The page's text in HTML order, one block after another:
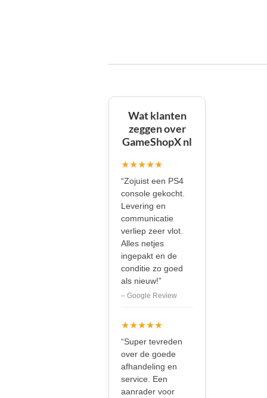
Wat klanten
zeggen over
GameShopX nl
★★★★★
“Zojuist een PS4
console gekocht.
Levering en
communicatie
verliep zeer vlot.
Alles netjes
ingepakt en de
conditie zo goed
als nieuw!”
– Google Review
★★★★★
“Super tevreden
over de goede
afhandeling en
service. Een
aanrader voor